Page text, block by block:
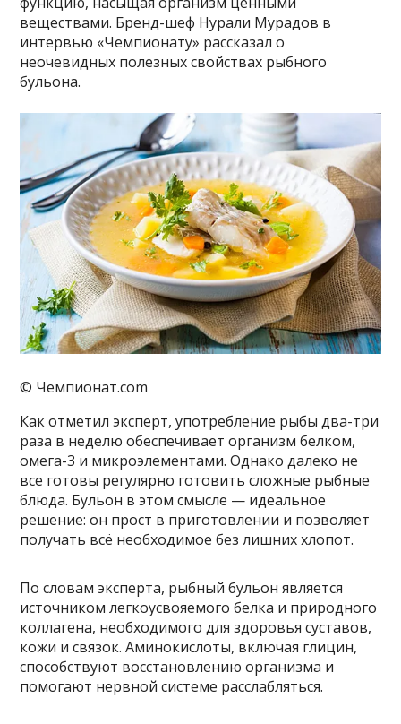
веществами. Бренд-шеф Нурали Мурадов в
интервью «Чемпионату» рассказал о
неочевидных полезных свойствах рыбного
бульона.
© Чемпионат.com
Как отметил эксперт, употребление рыбы два-три
раза в неделю обеспечивает организм белком,
омега-3 и микроэлементами. Однако далеко не
все готовы регулярно готовить сложные рыбные
блюда. Бульон в этом смысле — идеальное
решение: он прост в приготовлении и позволяет
получать всё необходимое без лишних хлопот.
По словам эксперта, рыбный бульон является
источником легкоусвояемого белка и природного
коллагена, необходимого для здоровья суставов,
кожи и связок. Аминокислоты, включая глицин,
способствуют восстановлению организма и
помогают нервной системе расслабляться.